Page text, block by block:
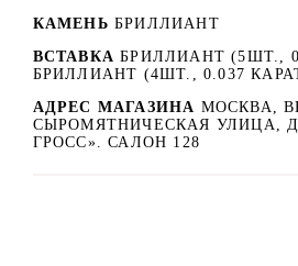
КАМЕНЬ БРИЛЛИАНТ
ВСТАВКА БРИЛЛИАНТ (5ШТ.,
БРИЛЛИАНТ (4ШТ., 0.037
АДРЕС МАГАЗИНА МОСКВА,
СЫРОМЯТНИЧЕСКАЯ УЛИЦА,
ГРОСС». САЛОН 128